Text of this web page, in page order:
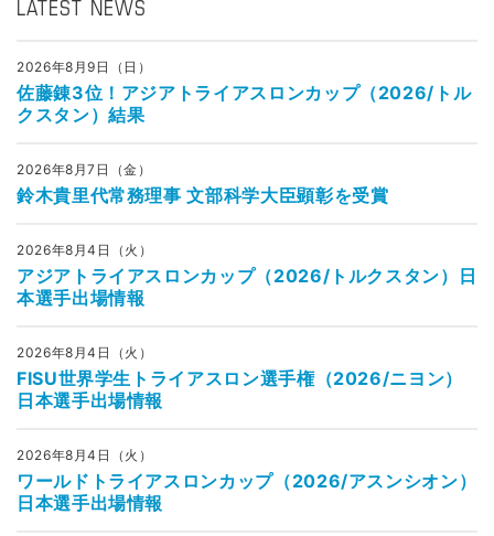
LATEST NEWS
2026年8月9日（日）
佐藤錬3位！アジアトライアスロンカップ（2026/トル
クスタン）結果
2026年8月7日（金）
鈴木貴里代常務理事 文部科学大臣顕彰を受賞
2026年8月4日（火）
アジアトライアスロンカップ（2026/トルクスタン）日
本選手出場情報
2026年8月4日（火）
FISU世界学生トライアスロン選手権（2026/ニヨン）
日本選手出場情報
2026年8月4日（火）
ワールドトライアスロンカップ（2026/アスンシオン）
日本選手出場情報